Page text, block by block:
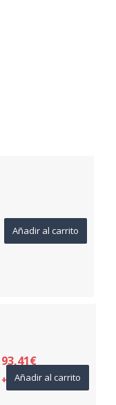
Añadir al carrito
93,41€
+ IVAAñadir al carrito